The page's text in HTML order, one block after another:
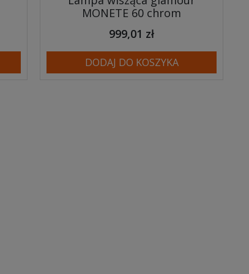
MONETE 60 chrom
999,01 zł
DODAJ DO KOSZYKA